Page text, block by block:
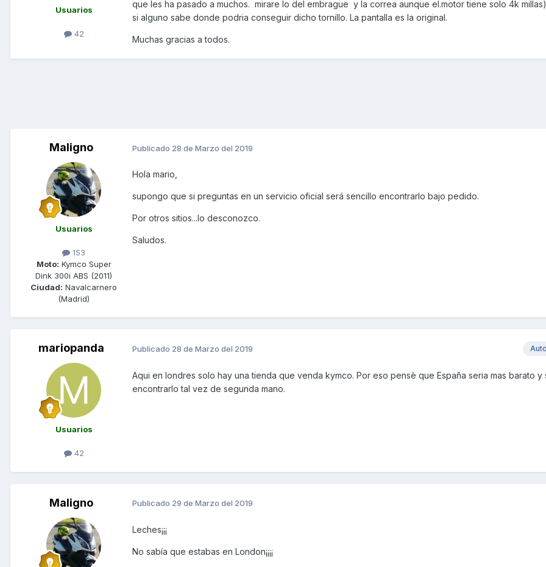
Usuarios
42
que les ha pasado a muchos. mirare lo del embrague y la correa aunque el.motor tiene solo 4k
si alguno sabe donde podria conseguir dicho tornillo. La pantalla es la original.
Muchas gracias a todos.
Maligno
Usuarios
153
Moto: Kymco Super
Dink 300i ABS (2011)
Ciudad: Navalcarnero
(Madrid)
Publicado 28 de Marzo del 2019
Hola mario,
supongo que si preguntas en un servicio oficial será sencillo encontrarlo bajo pedido.
Por otros sitios...lo desconozco.
Saludos.
mariopanda
Usuarios
42
Publicado 28 de Marzo del 2019
Aqui en londres solo hay una tienda que venda kymco. Por eso pensè que España seria mas barato y
encontrarlo tal vez de segunda mano.
Maligno Publicado 29 de Marzo del 2019
Leches¡¡¡
No sabía que estabas en London¡¡¡¡